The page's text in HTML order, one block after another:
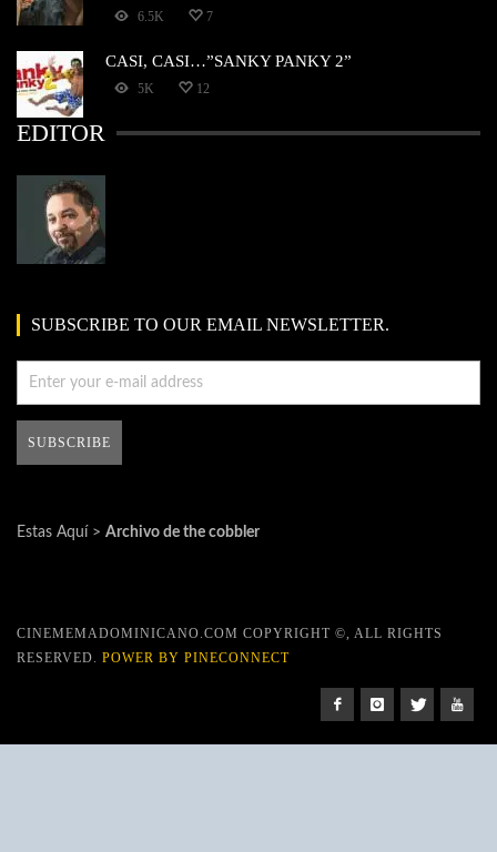
6.5K 7
CASI, CASI…”SANKY PANKY 2”
5K 12
EDITOR
SUBSCRIBE TO OUR EMAIL NEWSLETTER.
Estas Aquí > Archivo de the cobbler
CINEMEMADOMINICANO.COM COPYRIGHT ©, ALL RIGHTS
RESERVED. POWER BY PINECONNECT